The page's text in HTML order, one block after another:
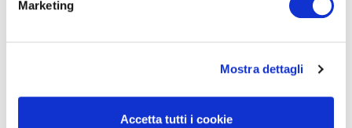
Marketing
Mostra dettagli
Accetta tutti i cookie
Gravel Experience. Una pedalata che si sviluppa dal lago di Garda
fino alle Dolomiti del Brenta, con passaggi suggestivi su gole e
ponti mozzafiato. Si attraversano i territori del fiume Sarca e del
Limarò, per poi sbucare nella zona del Bleggio Inferiore.